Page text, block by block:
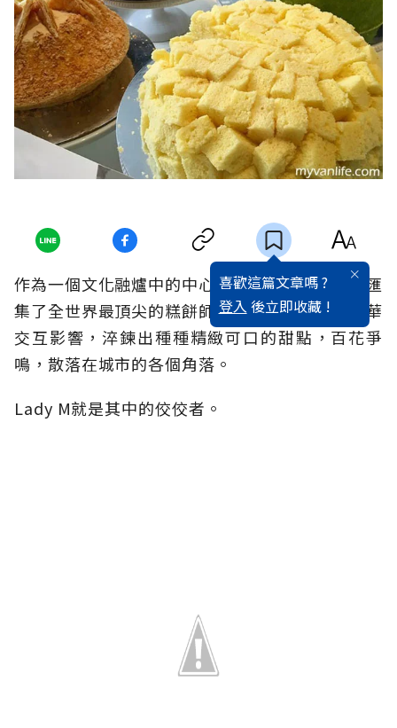
喜歡這篇文章嗎 ?
登入 後立即收藏 !
作為一個文化融爐中的中心點，「大蘋果」紐約匯
集了全世界最頂尖的糕餅師傅，各族裔的美食精華
交互影響，淬鍊出種種精緻可口的甜點，百花爭
鳴，散落在城市的各個角落。
Lady M就是其中的佼佼者。